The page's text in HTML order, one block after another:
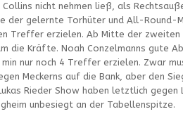
nicht nehmen ließ, als
der gelernte Torhüter und All-Round-
Treffer erzielen. Ab Mitte der
die Kräfte. Noah Conzelmanns gute
nur noch 4 Treffer erzielen. Zwar
Meckerns auf die Bank, aber den
Rieder Show haben letztlich gegen
unbesiegt an der Tabellenspitze.